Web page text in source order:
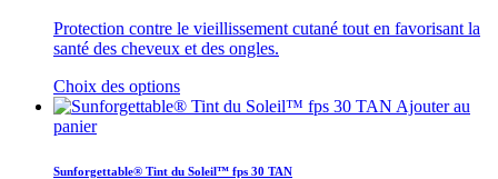
Protection contre le vieillissement cutané tout en favorisant la
santé des cheveux et des ongles.
Choix des options
Ajouter au
panier
Sunforgettable® Tint du Soleil™ fps 30 TAN